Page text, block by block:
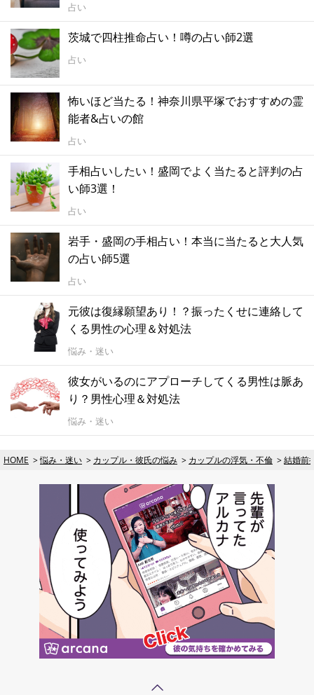
占い
茨城で四柱推命占い！噂の占い師2選
占い
怖いほど当たる！神奈川県平塚でおすすめの霊
能者&占いの館
占い
手相占いしたい！盛岡でよく当たると評判の占
い師3選！
占い
岩手・盛岡の手相占い！本当に当たると大人気
の占い師5選
占い
元彼は復縁願望あり！？振ったくせに連絡して
くる男性の心理＆対処法
悩み・迷い
彼女がいるのにアプローチしてくる男性は脈あ
り？男性心理＆対処法
悩み・迷い
HOME 悩み・迷い カップル・彼氏の悩み カップルの浮気・不倫 結婚前